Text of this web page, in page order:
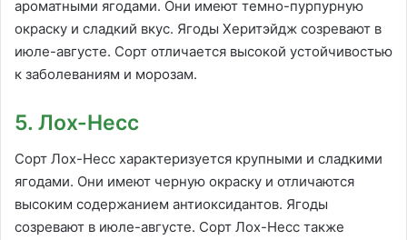
ароматными ягодами. Они имеют темно-пурпурную
окраску и сладкий вкус. Ягоды Херитэйдж созревают в
июле-августе. Сорт отличается высокой устойчивостью
к заболеваниям и морозам.
5. Лох-Несс
Сорт Лох-Несс характеризуется крупными и сладкими
ягодами. Они имеют черную окраску и отличаются
высоким содержанием антиоксидантов. Ягоды
созревают в июле-августе. Сорт Лох-Несс также